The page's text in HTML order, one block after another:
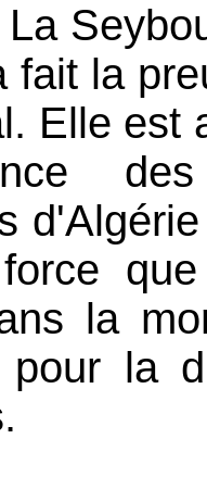
est
fait la
Elle est
la
pour la